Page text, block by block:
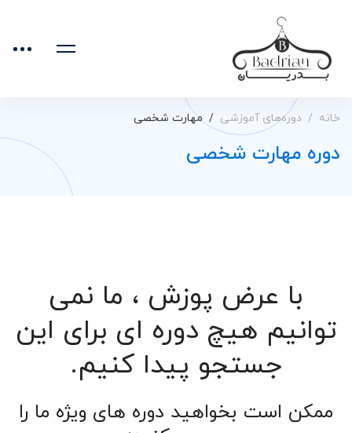
خانه دوره‌های آموزشی مهارت شخصی
دوره مهارت شخصی
با عرض پوزش ، ما نمی
توانیم هیچ دوره ای برای این
جستجو پیدا کنیم.
ممکن است بخواهید دوره های ویژه ما را